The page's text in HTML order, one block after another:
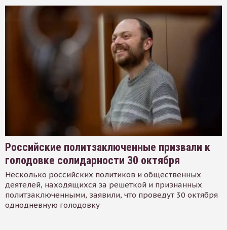
Российские политзаключенные призвали к
голодовке солидарности 30 октября
Несколько российских политиков и общественных
деятелей, находящихся за решеткой и признанных
политзаключенными, заявили, что проведут 30 октября
однодневную голодовку